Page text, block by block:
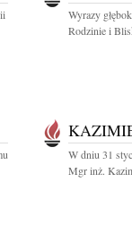
Wyrazy
Rodzinie i
W dniu 31
Mgr inż.